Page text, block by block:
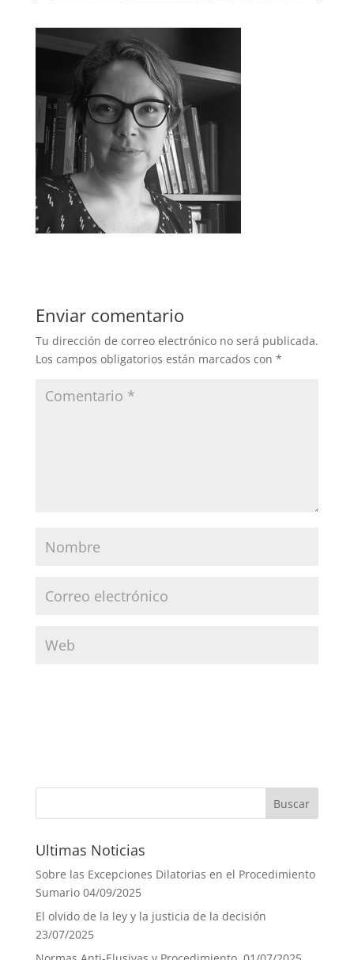
Enviar comentario
Tu dirección de correo electrónico no será publicada.
Los campos obligatorios están marcados con *
Ultimas Noticias
Sobre las Excepciones Dilatorias en el Procedimiento
Sumario 04/09/2025
El olvido de la ley y la justicia de la decisión
23/07/2025